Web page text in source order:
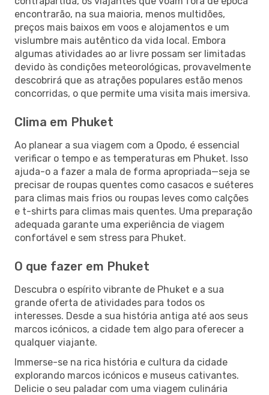
encontrarão, na sua maioria, menos multidões,
preços mais baixos em voos e alojamentos e um
vislumbre mais autêntico da vida local. Embora
algumas atividades ao ar livre possam ser limitadas
devido às condições meteorológicas, provavelmente
descobrirá que as atrações populares estão menos
concorridas, o que permite uma visita mais imersiva.
Clima em Phuket
Ao planear a sua viagem com a Opodo, é essencial
verificar o tempo e as temperaturas em Phuket. Isso
ajuda-o a fazer a mala de forma apropriada—seja se
precisar de roupas quentes como casacos e suéteres
para climas mais frios ou roupas leves como calções
e t-shirts para climas mais quentes. Uma preparação
adequada garante uma experiência de viagem
confortável e sem stress para Phuket.
O que fazer em Phuket
Descubra o espírito vibrante de Phuket e a sua
grande oferta de atividades para todos os
interesses. Desde a sua história antiga até aos seus
marcos icónicos, a cidade tem algo para oferecer a
qualquer viajante.
Immerse-se na rica história e cultura da cidade
explorando marcos icónicos e museus cativantes.
Delicie o seu paladar com uma viagem culinária